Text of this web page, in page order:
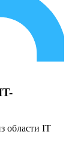
области IT